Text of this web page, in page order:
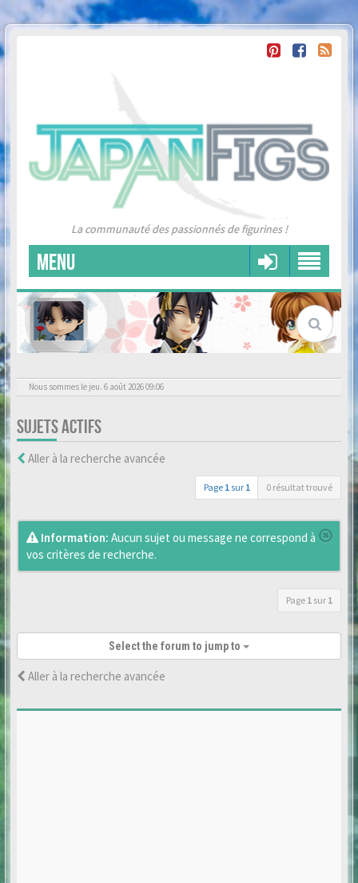
La communauté des passionnés de figurines !
MENU
Nous sommes le jeu. 6 août 2026 09:06
SUJETS ACTIFS
Aller à la recherche avancée
Page 1 sur 1 0 résultat trouvé
Information: Aucun sujet ou message ne correspond à
vos critères de recherche.
Page 1 sur 1
Select the forum to jump to
Aller à la recherche avancée